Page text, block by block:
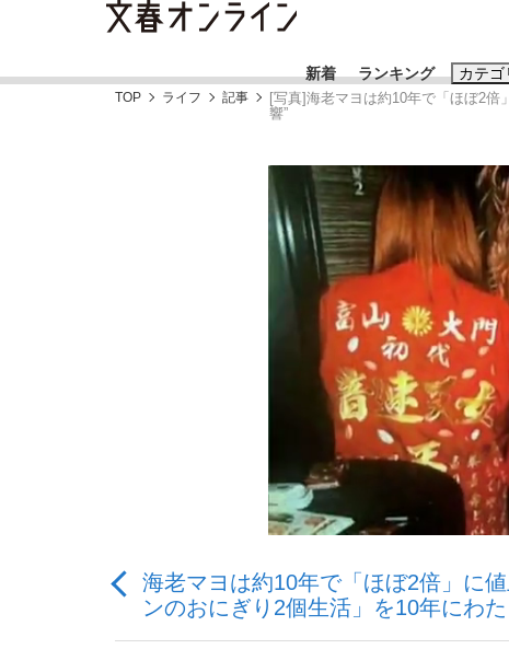
新着 ランキング カテゴ
「90%は失敗する。でも…」本田圭佑が初め
観る将棋、読む将棋
おすすめのキ
#藤田晋 #三山
#玉木雄一郎
#
TOP ライフ 記事
[写真]海老マヨは約10年で「ほぼ2倍
響”
海老マヨは約10年で「ほぼ2倍」に
ンのおにぎり2個生活」を10年にわ